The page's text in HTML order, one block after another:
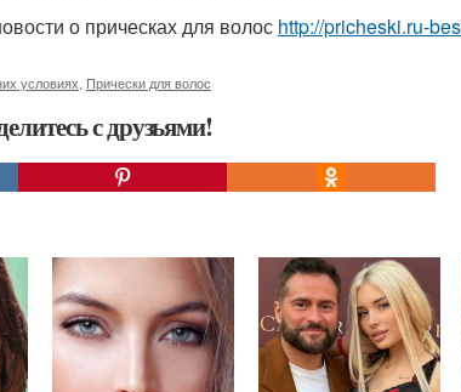
о прическах для волос http://pricheski.ru-
условиях Прически для волос
с друзьями!